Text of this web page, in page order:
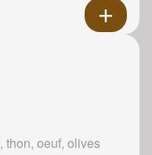
thon, oeuf, olives